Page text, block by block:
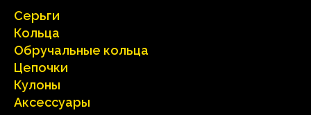
Серьги
Кольца
Oбручальные кольца
Цепочки
Кулоны
Аксесcуары